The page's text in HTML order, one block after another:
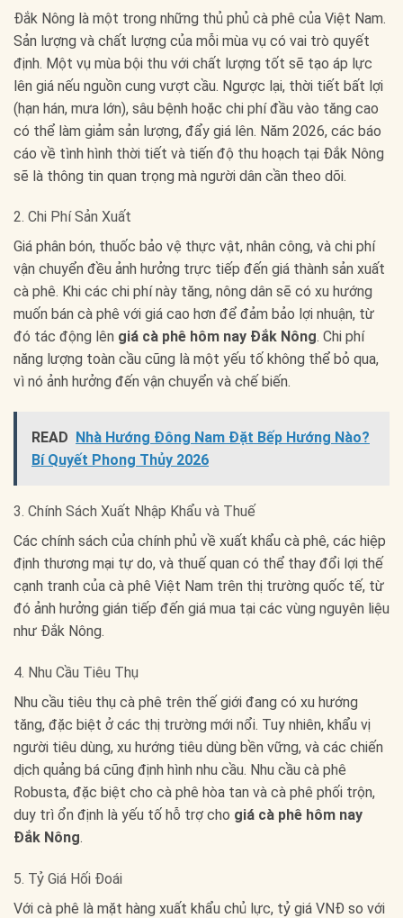
Đắk Nông là một trong những thủ phủ cà phê của Việt Nam.
Sản lượng và chất lượng của mỗi mùa vụ có vai trò quyết
định. Một vụ mùa bội thu với chất lượng tốt sẽ tạo áp lực
lên giá nếu nguồn cung vượt cầu. Ngược lại, thời tiết bất lợi
(hạn hán, mưa lớn), sâu bệnh hoặc chi phí đầu vào tăng cao
có thể làm giảm sản lượng, đẩy giá lên. Năm 2026, các báo
cáo về tình hình thời tiết và tiến độ thu hoạch tại Đắk Nông
sẽ là thông tin quan trọng mà người dân cần theo dõi.
2. Chi Phí Sản Xuất
Giá phân bón, thuốc bảo vệ thực vật, nhân công, và chi phí
vận chuyển đều ảnh hưởng trực tiếp đến giá thành sản xuất
cà phê. Khi các chi phí này tăng, nông dân sẽ có xu hướng
muốn bán cà phê với giá cao hơn để đảm bảo lợi nhuận, từ
đó tác động lên giá cà phê hôm nay Đắk Nông. Chi phí
năng lượng toàn cầu cũng là một yếu tố không thể bỏ qua,
vì nó ảnh hưởng đến vận chuyển và chế biến.
READ
Nhà Hướng Đông Nam Đặt Bếp Hướng Nào?
Bí Quyết Phong Thủy 2026
3. Chính Sách Xuất Nhập Khẩu và Thuế
Các chính sách của chính phủ về xuất khẩu cà phê, các hiệp
định thương mại tự do, và thuế quan có thể thay đổi lợi thế
cạnh tranh của cà phê Việt Nam trên thị trường quốc tế, từ
đó ảnh hưởng gián tiếp đến giá mua tại các vùng nguyên liệu
như Đắk Nông.
4. Nhu Cầu Tiêu Thụ
Nhu cầu tiêu thụ cà phê trên thế giới đang có xu hướng
tăng, đặc biệt ở các thị trường mới nổi. Tuy nhiên, khẩu vị
người tiêu dùng, xu hướng tiêu dùng bền vững, và các chiến
dịch quảng bá cũng định hình nhu cầu. Nhu cầu cà phê
Robusta, đặc biệt cho cà phê hòa tan và cà phê phối trộn,
duy trì ổn định là yếu tố hỗ trợ cho giá cà phê hôm nay
Đắk Nông.
5. Tỷ Giá Hối Đoái
Với cà phê là mặt hàng xuất khẩu chủ lực, tỷ giá VNĐ so với